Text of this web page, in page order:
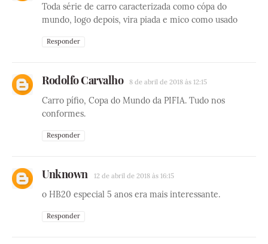
Toda série de carro caracterizada como cópa do
mundo, logo depois, vira piada e mico como usado
Responder
Rodolfo Carvalho 8 de abril de 2018 às 12:15
Carro pífio, Copa do Mundo da PIFIA. Tudo nos
conformes.
Responder
Unknown 12 de abril de 2018 às 16:15
o HB20 especial 5 anos era mais interessante.
Responder